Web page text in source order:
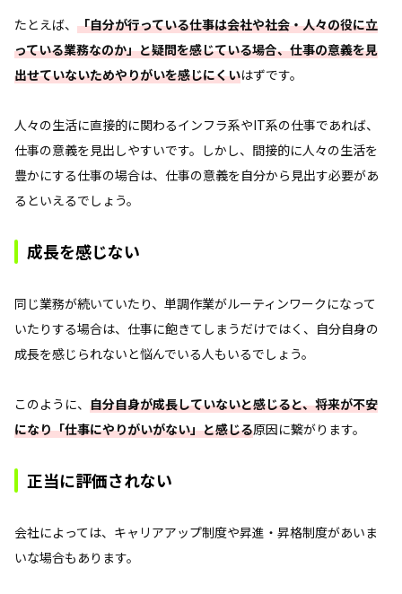
たとえば、 「自分が行っている仕事は会社や社会・人々の役に立
っている業務なのか」と疑問を感じている場合、仕事の意義を見
出せていないためやりがいを感じにくいはずです。
人々の生活に直接的に関わるインフラ系やIT系の仕事であれば、
仕事の意義を見出しやすいです。しかし、間接的に人々の生活を
豊かにする仕事の場合は、仕事の意義を自分から見出す必要があ
るといえるでしょう。
成長を感じない
同じ業務が続いていたり、単調作業がルーティンワークになって
いたりする場合は、仕事に飽きてしまうだけではく、自分自身の
成長を感じられないと悩んでいる人もいるでしょう。
このように、 自分自身が成長していないと感じると、将来が不安
になり「仕事にやりがいがない」と感じる原因に繋がります。
正当に評価されない
会社によっては、キャリアアップ制度や昇進・昇格制度があいま
いな場合もあります。